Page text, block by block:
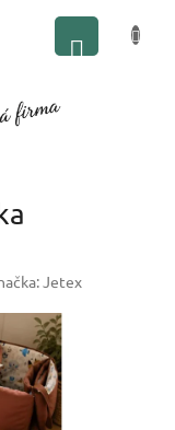
Jetex